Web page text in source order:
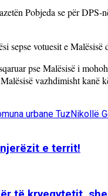
Pobjeda se për
sepse votuesit e
pse Malësisë i
vazhdimisht kanë
urbane TuzNikollë
e territ!